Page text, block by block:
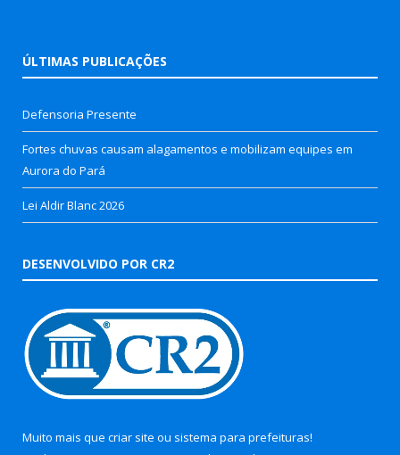
ÚLTIMAS PUBLICAÇÕES
Defensoria Presente
Fortes chuvas causam alagamentos e mobilizam equipes em
Aurora do Pará
Lei Aldir Blanc 2026
DESENVOLVIDO POR CR2
Muito mais que criar site ou sistema para prefeituras!